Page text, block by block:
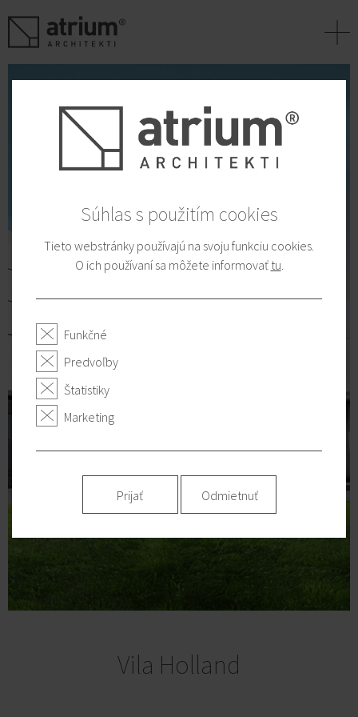
+
Vila Holland
Súhlas s použitím cookies
Tieto webstránky používajú na svoju funkciu cookies.
O ich používaní sa môžete informovať tu
Funkčné
Predvoľby
Štatistiky
Marketing
Prijať Odmietnuť